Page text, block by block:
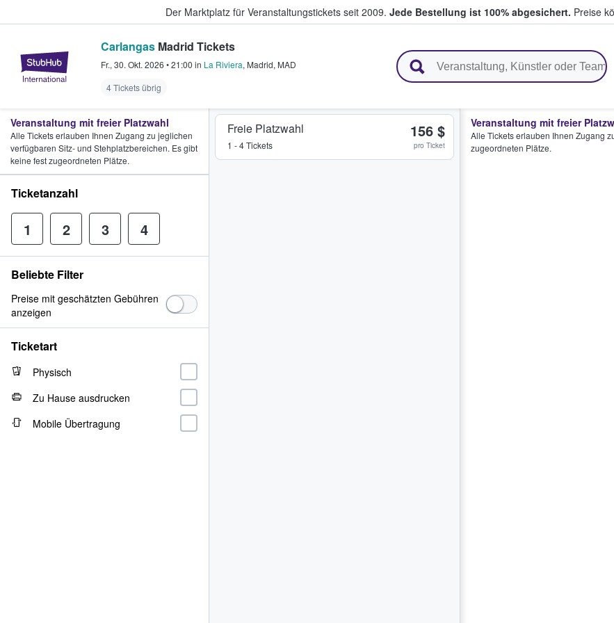
Der Marktplatz für Veranstaltungstickets seit 2009. Jede Bestellung ist 100% abgesichert. Preise
StubHub - Wo Fans Tickets kaufen & verkaufen
Carlangas Madrid Tickets
Fr., 30. Okt. 2026 •21:00 in La Riviera, Madrid, MAD
4 Tickets übrig
Freie Platzwahl
1 - 4 Tickets
156 $
pro Ticket
Veranstaltung mit freier
Alle Tickets erlauben Ihnen Zugang
zugeordneten Plätze.
Veranstaltung mit freier Platzwahl
Alle Tickets erlauben Ihnen Zugang zu jeglichen
verfügbaren Sitz- und Stehplatzbereichen. Es gibt
keine fest zugeordneten Plätze.
Ticketanzahl
1 2 3 4
Beliebte Filter
Preise mit geschätzten Gebühren
anzeigen
Ticketart
Physisch
Zu Hause ausdrucken
Mobile Übertragung